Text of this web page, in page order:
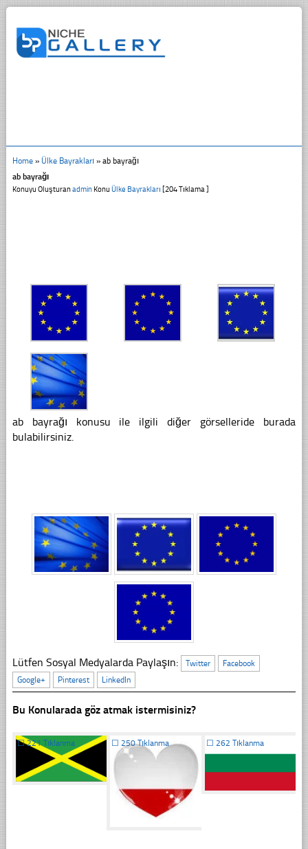
Home» Ülke Bayrakları» ab bayrağı
ab bayrağı
Konuyu OluşturanadminKonu Ülke Bayrakları [204 Tıklama ]
ab bayrağı konusu ile ilgili diğer görselleride burada
bulabilirsiniz.
Lütfen Sosyal Medyalarda Paylaşın: Twitter
Facebook
Google+
Pinterest LinkedIn
Bu Konularada göz atmak istermisiniz?
☐221 Tıklanma ☐250 Tıklanma ☐ 262 Tıklanma